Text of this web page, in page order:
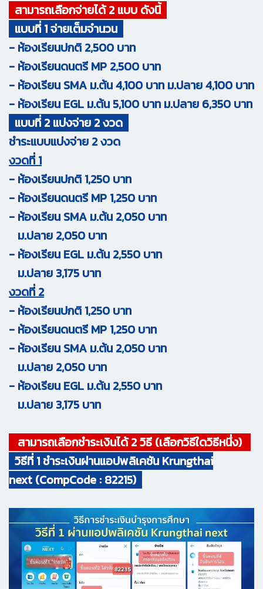
สามารถเลือกจ่ายได้ 2 แบบ ดังนี้
แบบที่ 1 จ่ายเต็มจำนวน
- ห้องเรียนปกติ 2,500 บาท
- ห้องเรียนดนตรี MP 2,500 บาท
- ห้องเรียน SMA ม.ต้น 4,100 บาท ม.ปลาย 4,100 บาท
- ห้องเรียน EGL ม.ต้น 5,100 บาท ม.ปลาย 6,350 บาท
แบบที่ 2 แบ่งจ่าย 2 งวด
ชำระแบบแบ่งจ่าย 2 งวด
งวดที่ 1
- ห้องเรียนปกติ 1,250 บาท
- ห้องเรียนดนตรี MP 1,250 บาท
- ห้องเรียน SMA ม.ต้น 2,050 บาท
ม.ปลาย 2,050 บาท
- ห้องเรียน EGL ม.ต้น 2,550 บาท
ม.ปลาย 3,175 บาท
งวดที่ 2
- ห้องเรียนปกติ 1,250 บาท
- ห้องเรียนดนตรี MP 1,250 บาท
- ห้องเรียน SMA ม.ต้น 2,050 บาท
ม.ปลาย 2,050 บาท
- ห้องเรียน EGL ม.ต้น 2,550 บาท
ม.ปลาย 3,175 บาท
สามารถเลือกชำระเงินได้ 2 วิธี (เลือกวิธีใดวิธีหนึ่ง)
วิธีที่ 1 ชำระเงินผ่านแอปพลิเคชัน Krungthai
next (CompCode : 82215)